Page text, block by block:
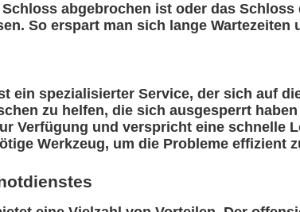
abgebrochen ist oder das
So erspart man sich lange
ein spezialisierter Service, der sich auf
zu helfen, die sich ausgesperrt
Verfügung und verspricht eine schnelle
Werkzeug, um die Probleme effizient